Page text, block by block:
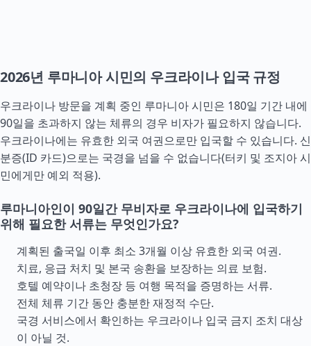
2026년 루마니아 시민의 우크라이나 입국 규정
우크라이나 방문을 계획 중인 루마니아 시민은 180일 기간 내에
90일을 초과하지 않는 체류의 경우 비자가 필요하지 않습니다.
우크라이나에는 유효한 외국 여권으로만 입국할 수 있습니다. 신
분증(ID 카드)으로는 국경을 넘을 수 없습니다(터키 및 조지아시
민에게만 예외 적용).
루마니아인이 90일간 무비자로 우크라이나에 입국하기
위해 필요한 서류는 무엇인가요?
계획된 출국일 이후 최소 3개월 이상 유효한 외국 여권.
치료, 응급 처치 및 본국 송환을 보장하는 의료 보험.
호텔 예약이나 초청장 등 여행 목적을 증명하는 서류.
전체 체류 기간 동안 충분한 재정적 수단.
국경 서비스에서 확인하는 우크라이나 입국 금지 조치 대상
이 아닐 것.